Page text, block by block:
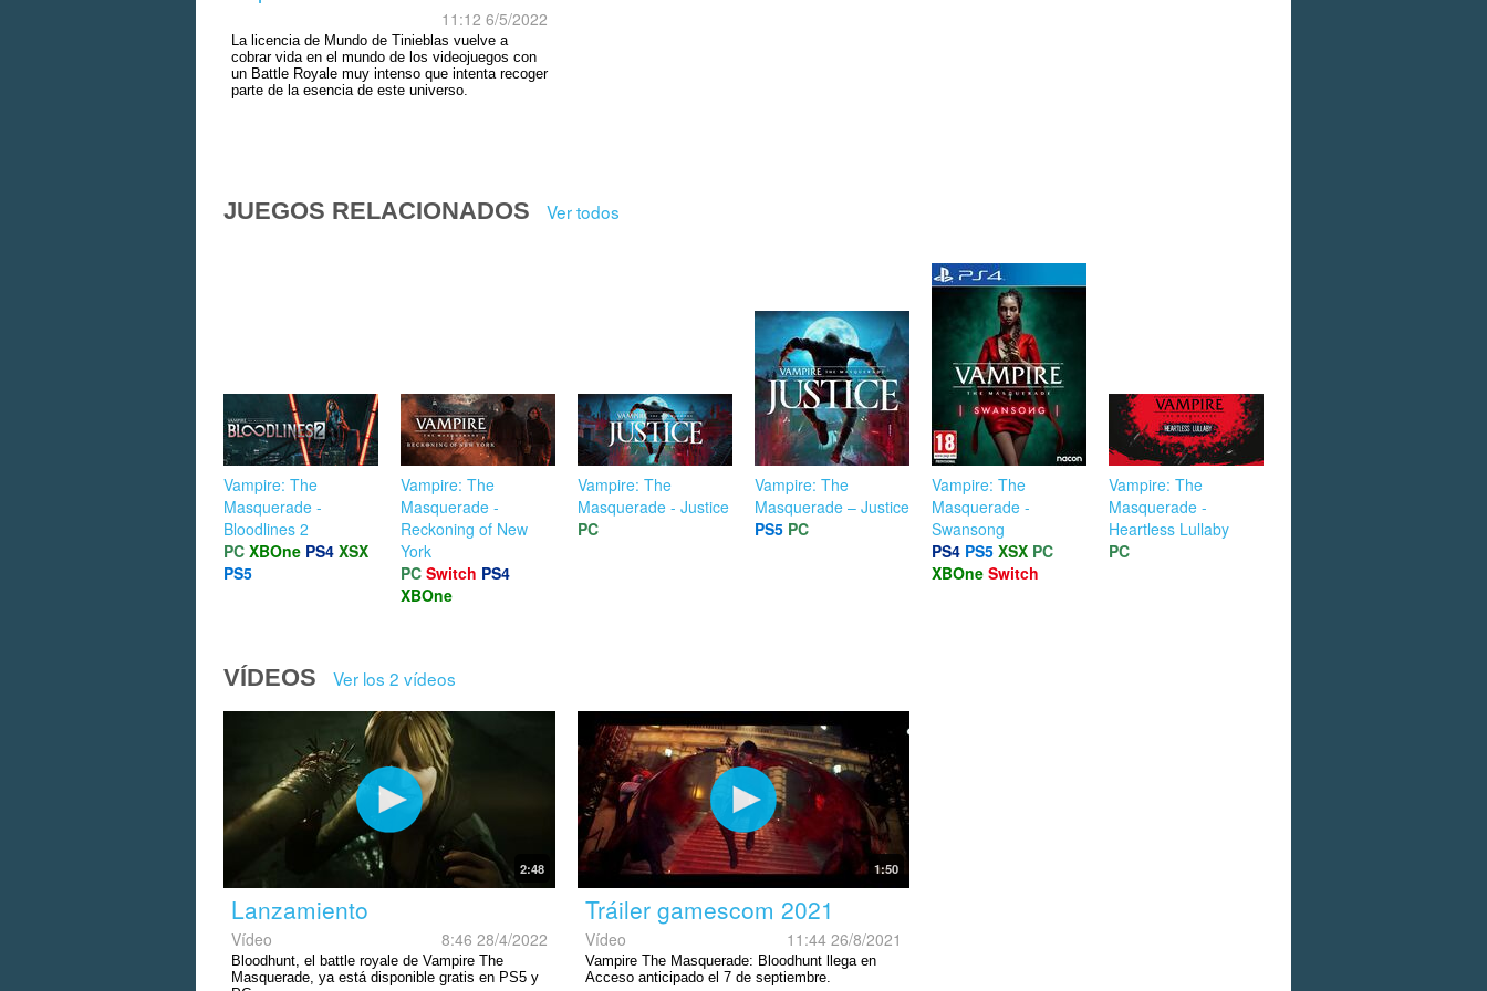
11:12 6/5/2022
La licencia de Mundo de Tinieblas vuelve a
cobrar vida en el mundo de los videojuegos con
un Battle Royale muy intenso que intenta recoger
parte de la esencia de este universo.
JUEGOS RELACIONADOS Ver todos
Vampire: The
Masquerade -
Bloodlines 2
PC XBOne PS4 XSX
PS5
Vampire: The
Masquerade -
Reckoning of New
York
PC Switch PS4
XBOne
Vampire: The
Masquerade - Justice
PC
Vampire: The
Masquerade – Justice
PS5 PC
Vampire: The
Masquerade -
Swansong
PS4 PS5 XSX PC
XBOne Switch
Vampire: The
Masquerade -
Heartless Lullaby
PC
VÍDEOS Ver los 2 vídeos
2:48
Lanzamiento
Vídeo 8:46 28/4/2022
Bloodhunt, el battle royale de Vampire The
Masquerade, ya está disponible gratis en PS5 y
1:50
Tráiler gamescom 2021
Vídeo 11:44 26/8/2021
Vampire The Masquerade: Bloodhunt llega en
Acceso anticipado el 7 de septiembre.